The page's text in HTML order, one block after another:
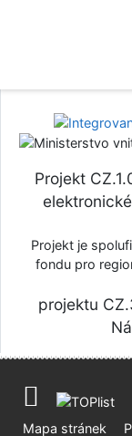
Projekt
Projekt je
fondu pro
projektu
Mapa stránek